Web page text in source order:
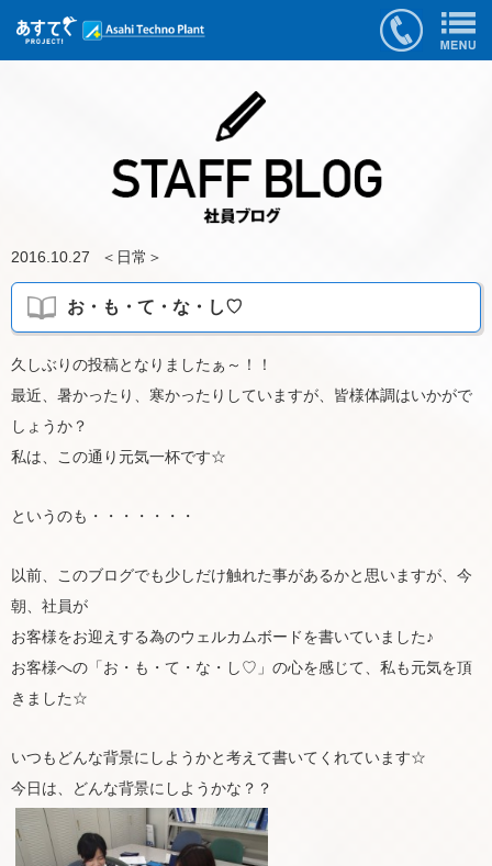
2016.10.27 ＜ 日常 ＞
お・も・て・な・し♡
久しぶりの投稿となりましたぁ～！！
最近、暑かったり、寒かったりしていますが、皆様体調はいかがで
しょうか？
私は、この通り元気一杯です☆
というのも・・・・・・・
以前、このブログでも少しだけ触れた事があるかと思いますが、今
朝、社員が
お客様をお迎えする為のウェルカムボードを書いていました♪
お客様への「お・も・て・な・し♡」の心を感じて、私も元気を頂
きました☆
いつもどんな背景にしようかと考えて書いてくれています☆
今日は、どんな背景にしようかな？？